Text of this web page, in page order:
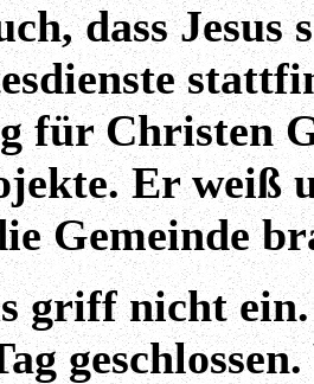
dass Jesus
für Christen
Er weiß
Gemeinde
griff nicht